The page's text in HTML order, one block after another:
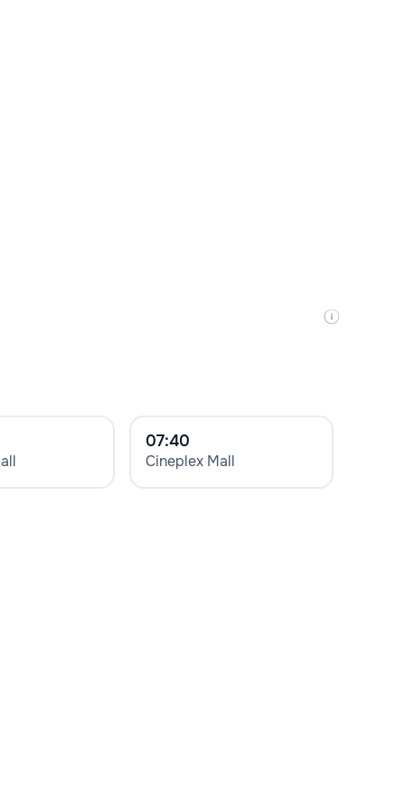
07:40
Cineplex Mall